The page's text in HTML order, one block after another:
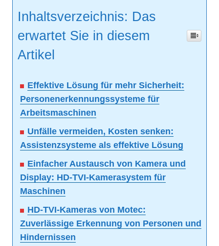
Inhaltsverzeichnis: Das
erwartet Sie in diesem
Artikel
Effektive Lösung für mehr Sicherheit:
Personenerkennungssysteme für
Arbeitsmaschinen
Unfälle vermeiden, Kosten senken:
Assistenzsysteme als effektive Lösung
Einfacher Austausch von Kamera und
Display: HD-TVI-Kamerasystem für
Maschinen
HD-TVI-Kameras von Motec:
Zuverlässige Erkennung von Personen und
Hindernissen